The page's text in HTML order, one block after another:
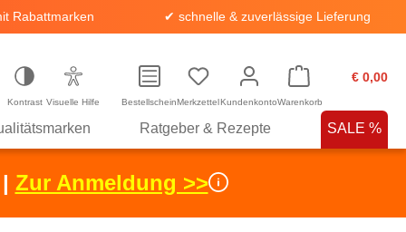
Rabattmarken ✔ schnelle & zuverlässige Lieferung
Kontrast Visuelle Hilfe BestellscheinMerkzettelKundenkonto
€ 0,00
Warenkorb
Ratgeber & Rezepte SALE %
Zur Anmeldung >>